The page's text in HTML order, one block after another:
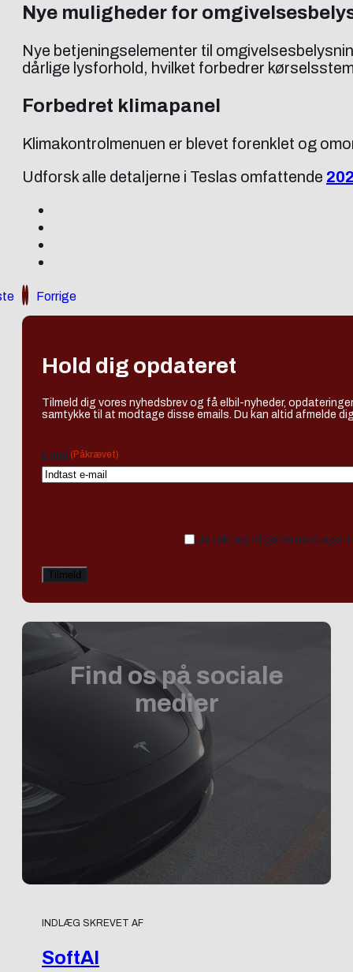
Nye muligheder for
Nye betjeningselementer til
dårlige lysforhold, hvilket forbedrer
Forbedret klimapanel
Klimakontrolmenuen er blevet forenklet og
Udforsk alle detaljerne i Teslas omfattende
Forrige
Hold dig opdateret
Tilmeld dig vores nyhedsbrev og få elbil-nyheder,
samtykke til at modtage disse emails. Du kan altid afmelde
Email (Påkrævet)
Ja tak, jeg vil gerne modtage
Find os på sociale
medier
INDLÆG SKREVET AF
SoftAI